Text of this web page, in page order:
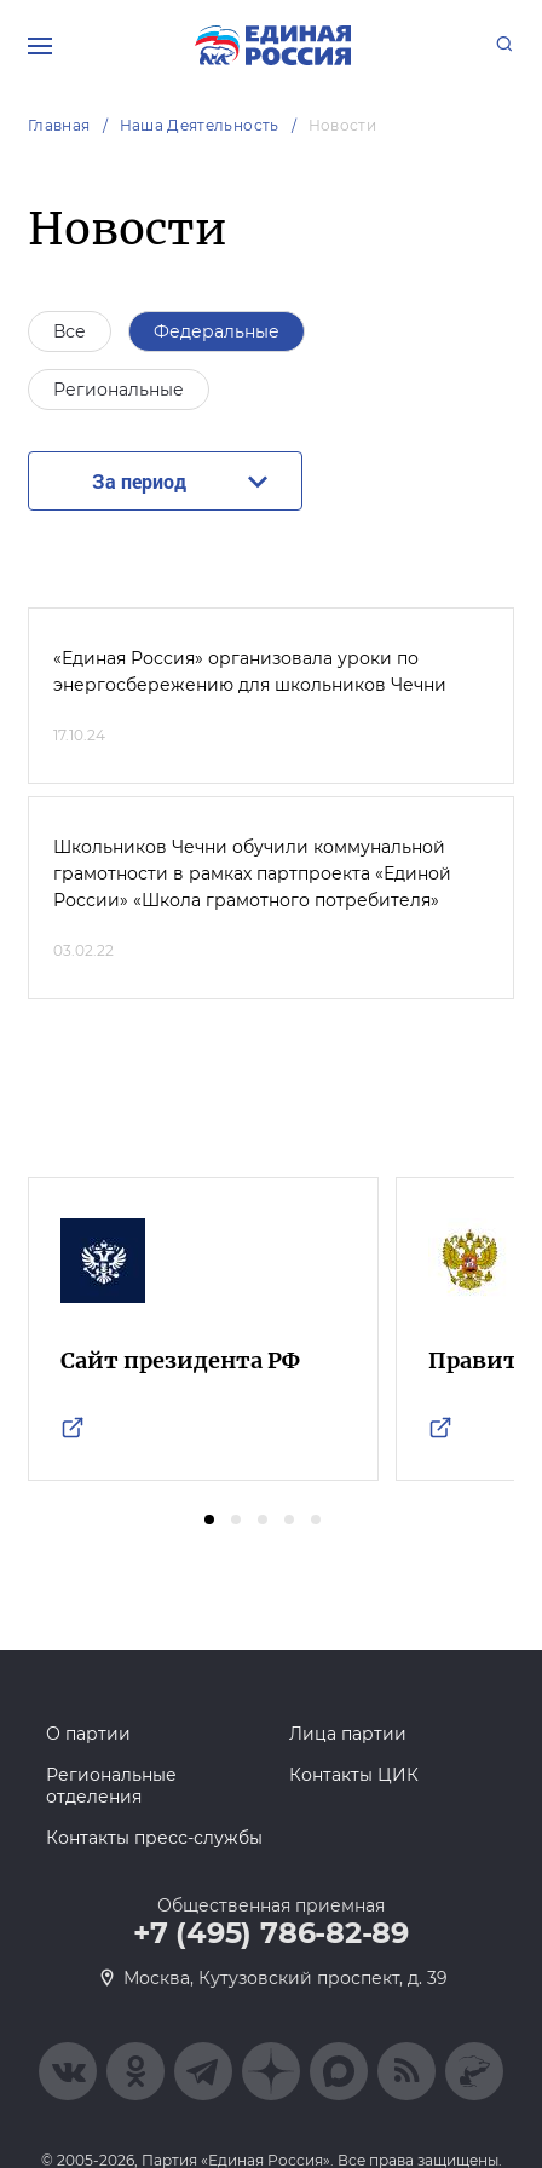
Главная Наша Деятельность Новости
Новости
Все Федеральные
Региональные
За период
«Единая Россия» организовала уроки по
энергосбережению для школьников Чечни
17.10.24
Школьников Чечни обучили коммунальной
грамотности в рамках партпроекта «Единой
России» «Школа грамотного потребителя»
03.02.22
Сайт президента РФ
О партии
Лица партии
Региональные
отделения
Контакты ЦИК
Контакты пресс-службы
Общественная приемная
+7 (495) 786-82-89
Москва, Кутузовский проспект, д. 39
© 2005-2026, Партия «Единая Россия». Все права защищены.